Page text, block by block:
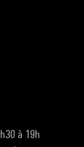
à 19h